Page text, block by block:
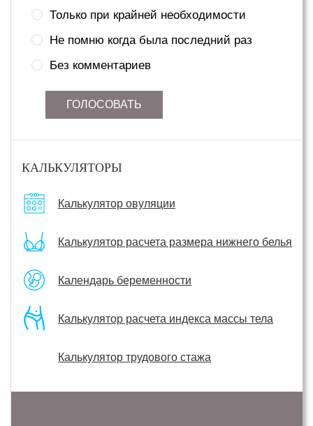
Только при крайней необходимости
Не помню когда была последний раз
Без комментариев
ГОЛОСОВАТЬ
КАЛЬКУЛЯТОРЫ
Калькулятор овуляции
Калькулятор расчета размера нижнего белья
Календарь беременности
Калькулятор расчета индекса массы тела
Калькулятор трудового стажа